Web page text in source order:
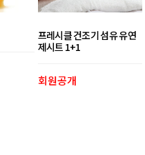
프레시클 건조기 섬유 유연
제시트 1+1
회원공개